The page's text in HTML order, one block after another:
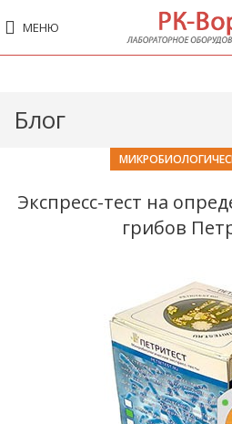
МЕНЮ
Блог
Экспресс-тест на
грибов